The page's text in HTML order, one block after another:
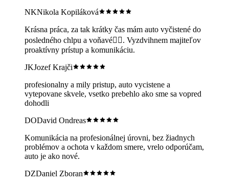
NKNikola Kopiláková
Krásna práca, za tak krátky čas mám auto vyčistené do
posledného chlpu a voňavé👍🏻. Vyzdvihnem majiteľov
proaktívny prístup a komunikáciu.
JKJozef Krajči
profesionalny a mily pristup, auto vycistene a
vytepovane skvele, vsetko prebehlo ako sme sa vopred
dohodli
DODavid Ondreas
Komunikácia na profesionálnej úrovni, bez žiadnych
problémov a ochota v každom smere, vrelo odporúčam,
auto je ako nové.
DZDaniel Zboran